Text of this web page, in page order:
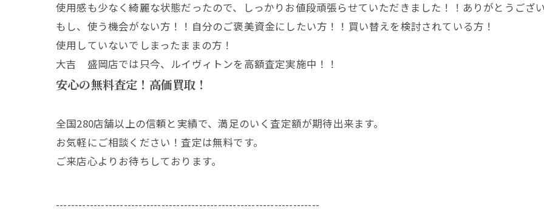
使用感も少なく綺麗な状態だったので、しっかりお値段頑張らせていただきました！！ありがとうござ
もし、使う機会がない方！！自分のご褒美資金にしたい方！！買い替えを検討されている方！
使用していないでしまったままの方！
大吉 盛岡店では只今、ルイヴィトンを高額査定実施中！！
安心の無料査定！高価買取！
全国280店舗以上の信頼と実績で、満足のいく査定額が期待出来ます。
お気軽にご相談ください！査定は無料です。
ご来店心よりお待ちしております。
----------------------------------------------------------------------